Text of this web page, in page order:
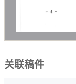
关联稿件